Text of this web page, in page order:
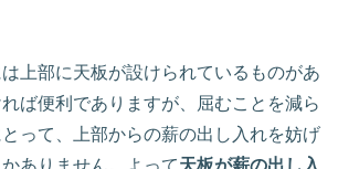
上部に天板が設けられているものがあ
ば便利でありますが、屈むことを減ら
って、上部からの薪の出し入れを妨げ
ありません。よって天板が薪の出し入